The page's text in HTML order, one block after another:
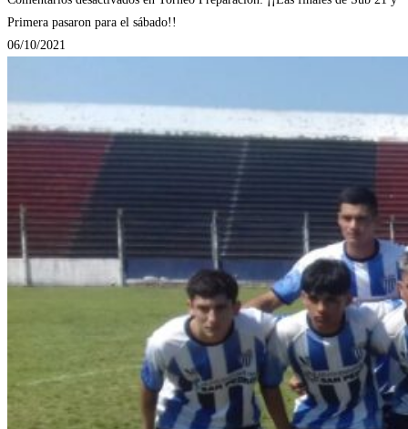
Primera pasaron para el sábado!!
06/10/2021